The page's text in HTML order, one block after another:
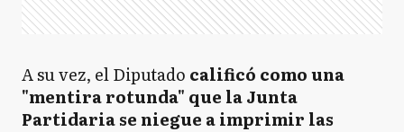
A su vez, el Diputado calificó como una
"mentira rotunda" que la Junta
Partidaria se niegue a imprimir las